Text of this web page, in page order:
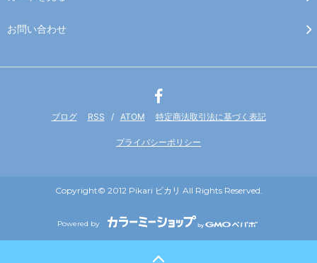
お問い合わせ
ブログ RSS / ATOM 特定商法取引法に基づく表記
プライバシーポリシー
Copyright© 2012 Pikari ピカリ All Rights Reserved.
Powered by